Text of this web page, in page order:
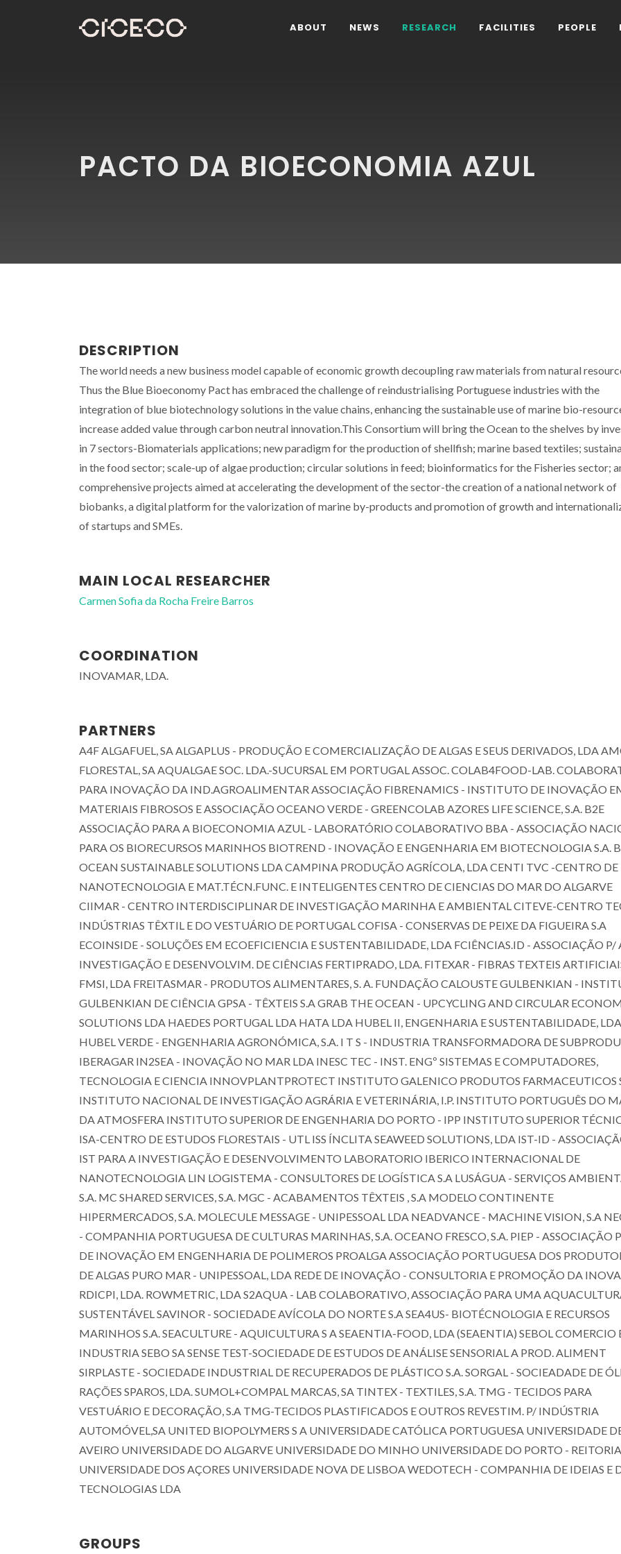
ABOUT NEWS RESEARCH FACILITIES PEOPLE
PACTO DA BIOECONOMIA AZUL
Carla Vilela
Assistant Professor
Carmen Sofia da Rocha
Freire Barros
Coordinating Researcher
Armando
Domingues
Full professor
DESCRIPTION
The world needs a new business model capable of economic growth decoupling raw materials from natural
Thus the Blue Bioeconomy Pact has embraced the challenge of reindustrialising Portuguese industries with the
integration of blue biotechnology solutions in the value chains, enhancing the sustainable use of marine bio-
increase added value through carbon neutral innovation.This Consortium will bring the Ocean to the shelves by
in 7 sectors-Biomaterials applications; new paradigm for the production of shellfish; marine based textiles;
in the food sector; scale-up of algae production; circular solutions in feed; bioinformatics for the Fisheries sector;
comprehensive projects aimed at accelerating the development of the sector-the creation of a national network of
biobanks, a digital platform for the valorization of marine by-products and promotion of growth and
of startups and SMEs.
MAIN LOCAL RESEARCHER
Carmen Sofia da Rocha Freire Barros
COORDINATION
INOVAMAR, LDA.
PARTNERS
A4F ALGAFUEL, SA ALGAPLUS - PRODUÇÃO E COMERCIALIZAÇÃO DE ALGAS E SEUS DERIVADOS, LDA
FLORESTAL, SA AQUALGAE SOC. LDA.-SUCURSAL EM PORTUGAL ASSOC. COLAB4FOOD-LAB.
PARA INOVAÇÃO DA IND.AGROALIMENTAR ASSOCIAÇÃO FIBRENAMICS - INSTITUTO DE INOVAÇÃO
MATERIAIS FIBROSOS E ASSOCIAÇÃO OCEANO VERDE - GREENCOLAB AZORES LIFE SCIENCE, S.A. B2E
ASSOCIAÇÃO PARA A BIOECONOMIA AZUL - LABORATÓRIO COLABORATIVO BBA - ASSOCIAÇÃO
PARA OS BIORECURSOS MARINHOS BIOTREND - INOVAÇÃO E ENGENHARIA EM BIOTECNOLOGIA S.A.
OCEAN SUSTAINABLE SOLUTIONS LDA CAMPINA PRODUÇÃO AGRÍCOLA, LDA CENTI TVC -CENTRO DE
NANOTECNOLOGIA E MAT.TÉCN.FUNC. E INTELIGENTES CENTRO DE CIENCIAS DO MAR DO ALGARVE
CIIMAR - CENTRO INTERDISCIPLINAR DE INVESTIGAÇÃO MARINHA E AMBIENTAL CITEVE-CENTRO
INDÚSTRIAS TÊXTIL E DO VESTUÁRIO DE PORTUGAL COFISA - CONSERVAS DE PEIXE DA FIGUEIRA S.A
ECOINSIDE - SOLUÇÕES EM ECOEFICIENCIA E SUSTENTABILIDADE, LDA FCIÊNCIAS.ID - ASSOCIAÇÃO P/
INVESTIGAÇÃO E DESENVOLVIM. DE CIÊNCIAS FERTIPRADO, LDA. FITEXAR - FIBRAS TEXTEIS
FMSI, LDA FREITASMAR - PRODUTOS ALIMENTARES, S. A. FUNDAÇÃO CALOUSTE GULBENKIAN -
GULBENKIAN DE CIÊNCIA GPSA - TÊXTEIS S.A GRAB THE OCEAN - UPCYCLING AND CIRCULAR
SOLUTIONS LDA HAEDES PORTUGAL LDA HATA LDA HUBEL II, ENGENHARIA E SUSTENTABILIDADE, LDA
HUBEL VERDE - ENGENHARIA AGRONÓMICA, S.A. I T S - INDUSTRIA TRANSFORMADORA DE
IBERAGAR IN2SEA - INOVAÇÃO NO MAR LDA INESC TEC - INST. ENGº SISTEMAS E COMPUTADORES,
TECNOLOGIA E CIENCIA INNOVPLANTPROTECT INSTITUTO GALENICO PRODUTOS FARMACEUTICOS
INSTITUTO NACIONAL DE INVESTIGAÇÃO AGRÁRIA E VETERINÁRIA, I.P. INSTITUTO PORTUGUÊS DO
DA ATMOSFERA INSTITUTO SUPERIOR DE ENGENHARIA DO PORTO - IPP INSTITUTO SUPERIOR
ISA-CENTRO DE ESTUDOS FLORESTAIS - UTL ISS ÍNCLITA SEAWEED SOLUTIONS, LDA IST-ID -
IST PARA A INVESTIGAÇÃO E DESENVOLVIMENTO LABORATORIO IBERICO INTERNACIONAL DE
NANOTECNOLOGIA LIN LOGISTEMA - CONSULTORES DE LOGÍSTICA S.A LUSÁGUA - SERVIÇOS
S.A. MC SHARED SERVICES, S.A. MGC - ACABAMENTOS TÊXTEIS , S.A MODELO CONTINENTE
HIPERMERCADOS, S.A. MOLECULE MESSAGE - UNIPESSOAL LDA NEADVANCE - MACHINE VISION, S.A
- COMPANHIA PORTUGUESA DE CULTURAS MARINHAS, S.A. OCEANO FRESCO, S.A. PIEP - ASSOCIAÇÃO
DE INOVAÇÃO EM ENGENHARIA DE POLIMEROS PROALGA ASSOCIAÇÃO PORTUGUESA DOS
DE ALGAS PURO MAR - UNIPESSOAL, LDA REDE DE INOVAÇÃO - CONSULTORIA E PROMOÇÃO DA
RDICPI, LDA. ROWMETRIC, LDA S2AQUA - LAB COLABORATIVO, ASSOCIAÇÃO PARA UMA
SUSTENTÁVEL SAVINOR - SOCIEDADE AVÍCOLA DO NORTE S.A SEA4US- BIOTÉCNOLOGIA E RECURSOS
MARINHOS S.A. SEACULTURE - AQUICULTURA S A SEAENTIA-FOOD, LDA (SEAENTIA) SEBOL COMERCIO
INDUSTRIA SEBO SA SENSE TEST-SOCIEDADE DE ESTUDOS DE ANÁLISE SENSORIAL A PROD. ALIMENT
SIRPLASTE - SOCIEDADE INDUSTRIAL DE RECUPERADOS DE PLÁSTICO S.A. SORGAL - SOCIEADADE DE
RAÇÕES SPAROS, LDA. SUMOL+COMPAL MARCAS, SA TINTEX - TEXTILES, S.A. TMG - TECIDOS PARA
VESTUÁRIO E DECORAÇÃO, S.A TMG-TECIDOS PLASTIFICADOS E OUTROS REVESTIM. P/ INDÚSTRIA
AUTOMÓVEL,SA UNITED BIOPOLYMERS S A UNIVERSIDADE CATÓLICA PORTUGUESA UNIVERSIDADE
AVEIRO UNIVERSIDADE DO ALGARVE UNIVERSIDADE DO MINHO UNIVERSIDADE DO PORTO - REITORIA
UNIVERSIDADE DOS AÇORES UNIVERSIDADE NOVA DE LISBOA WEDOTECH - COMPANHIA DE IDEIAS E
TECNOLOGIAS LDA
GROUPS